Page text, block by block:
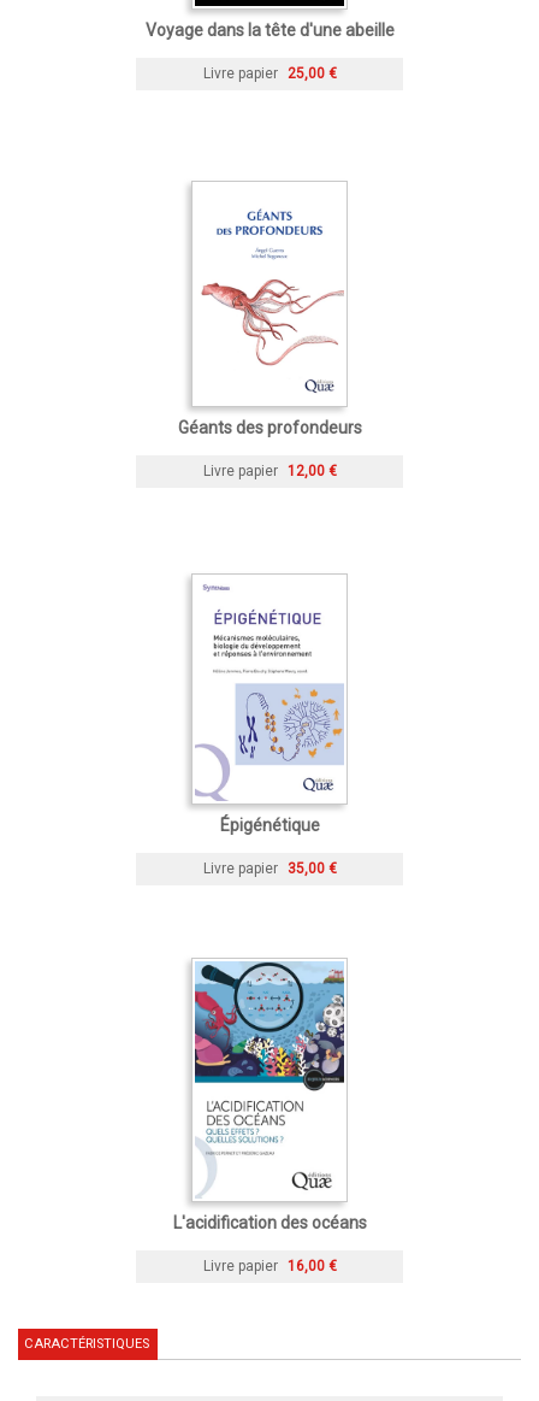
Voyage dans la tête d'une abeille
Livre papier 25,00 €
Géants des profondeurs
Livre papier 12,00 €
Épigénétique
Livre papier 35,00 €
L'acidification des océans
Livre papier 16,00 €
CARACTÉRISTIQUES